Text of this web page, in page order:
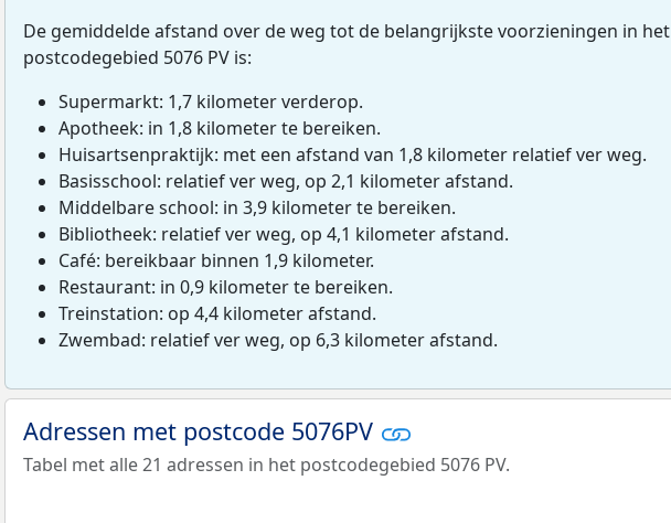
De gemiddelde afstand over de weg tot de belangrijkste voorzieningen in het
postcodegebied 5076 PV is:
Supermarkt: 1,7 kilometer verderop.
Apotheek: in 1,8 kilometer te bereiken.
Huisartsenpraktijk: met een afstand van 1,8 kilometer relatief ver weg.
Basisschool: relatief ver weg, op 2,1 kilometer afstand.
Middelbare school: in 3,9 kilometer te bereiken.
Bibliotheek: relatief ver weg, op 4,1 kilometer afstand.
Café: bereikbaar binnen 1,9 kilometer.
Restaurant: in 0,9 kilometer te bereiken.
Treinstation: op 4,4 kilometer afstand.
Zwembad: relatief ver weg, op 6,3 kilometer afstand.
Adressen met postcode 5076PV
Tabel met alle 21 adressen in het postcodegebied 5076 PV.